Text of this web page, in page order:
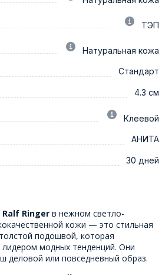
ТЭП
Натуральная кожа
Стандарт
4.3 см
Клеевой
АНИТА
30 дней
Ringer в нежном светло-
кожи — это стильная
подошвой, которая
модных тенденций. Они
деловой или повседневный образ.